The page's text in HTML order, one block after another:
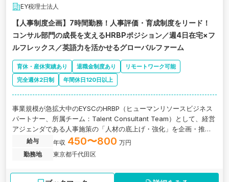
EY税理士法人
【人事制度企画】7時間勤務！人事評価・育成制度をリード！
コンサル部門の成長を支えるHRBPポジション／週4日在宅×フ
ルフレックス／英語力を活かせるグローバルファーム
育休・産休実績あり 退職金制度あり
リモートワーク可能
完全週休2日制
年間休日120日以上
事業規模が急拡大中のEYSCのHRBP（ヒューマンリソースビジネス
パートナー、所属チーム：Talent Consultant Team）として、経営
アジェンダである人事施策の「人材の底上げ・強化」を企画・推進
する役割を担っています。東京都千代田区にある、7時間勤務！人事
評価・育成制度をリード！コンサル部門の成長を支えるHRBPポジシ
ョン／週4日在宅×フルフレックス／英語力を活かせるグローバルフ
給与 年収 450〜800 万円
勤務地
東京都千代田区